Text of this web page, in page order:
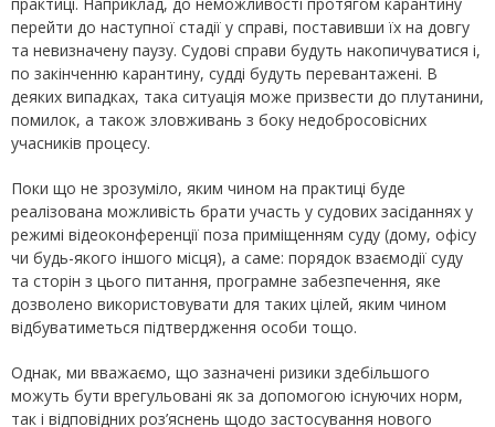
перейти до наступної стадії у справі, поставивши їх на довгу
та невизначену паузу. Судові справи будуть накопичуватися і,
по закінченню карантину, судді будуть перевантажені. В
деяких випадках, така ситуація може призвести до плутанини,
помилок, а також зловживань з боку недобросовісних
учасників процесу.
Поки що не зрозуміло, яким чином на практиці буде
реалізована можливість брати участь у судових засіданнях у
режимі відеоконференції поза приміщенням суду (дому, офісу
чи будь-якого іншого місця), а саме: порядок взаємодії суду
та сторін з цього питання, програмне забезпечення, яке
дозволено використовувати для таких цілей, яким чином
відбуватиметься підтвердження особи тощо.
Однак, ми вважаємо, що зазначені ризики здебільшого
можуть бути врегульовані як за допомогою існуючих норм,
так і відповідних роз’яснень щодо застосування нового